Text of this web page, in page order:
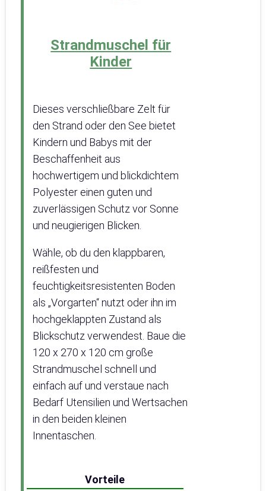
Strandmuschel für
Kinder
Dieses verschließbare Zelt für
den Strand oder den See bietet
Kindern und Babys mit der
Beschaffenheit aus
hochwertigem und blickdichtem
Polyester einen guten und
zuverlässigen Schutz vor Sonne
und neugierigen Blicken.
Wähle, ob du den klappbaren,
reißfesten und
feuchtigkeitsresistenten Boden
als „Vorgarten“ nutzt oder ihn im
hochgeklappten Zustand als
Blickschutz verwendest. Baue die
120 x 270 x 120 cm große
Strandmuschel schnell und
einfach auf und verstaue nach
Bedarf Utensilien und Wertsachen
in den beiden kleinen
Innentaschen.
Vorteile